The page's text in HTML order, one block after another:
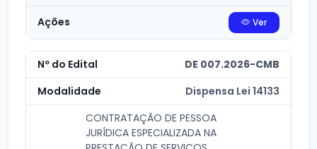
Ver
DE 007.2026-CMB
Dispensa Lei 14133
CONTRATAÇÃO DE PESSOA
JURÍDICA ESPECIALIZADA NA